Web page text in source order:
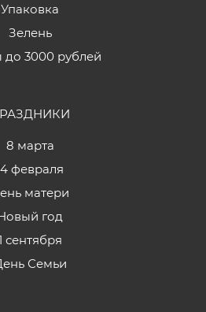
Упаковка
Зелень
до 3000 рублей
8 марта
февраля
матери
год
сентября
Семьи